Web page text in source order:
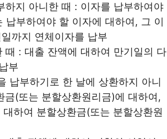
지 아니한 때 : 이자를 납부하여야
부하여야 할 이자에 대하여, 그 이
까지 연체이자를 납부
: 대출 잔액에 대하여 만기일의 다
부
부하기로 한 날에 상환하지 아니
(또는 분할상환원리금)에 대하여,
하여 분할상환금(또는 분할상환원